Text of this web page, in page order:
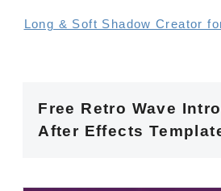
Long & Soft Shadow Creator
Free Retro Wave
After Effects